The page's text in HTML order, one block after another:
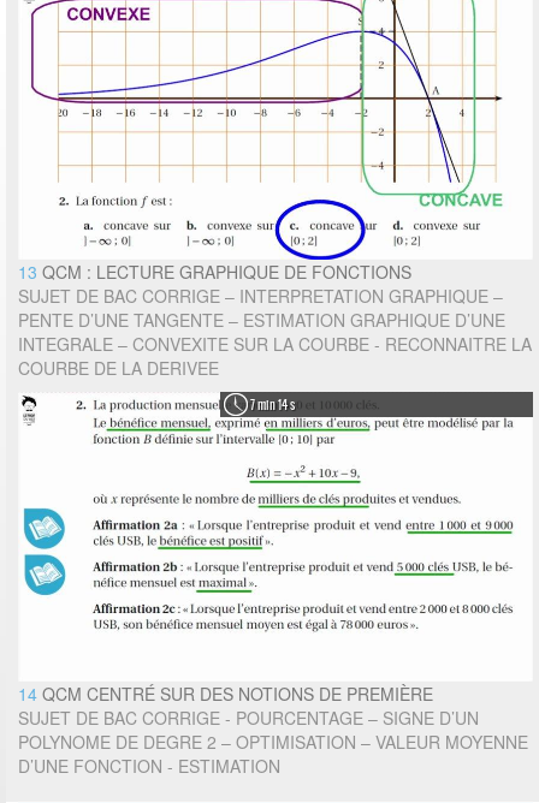
13 QCM : LECTURE GRAPHIQUE DE FONCTIONS
SUJET DE BAC CORRIGE – INTERPRETATION GRAPHIQUE –
PENTE D’UNE TANGENTE – ESTIMATION GRAPHIQUE D’UNE
INTEGRALE – CONVEXITE SUR LA COURBE - RECONNAITRE LA
COURBE DE LA DERIVEE
7 min 14 s
14 QCM CENTRÉ SUR DES NOTIONS DE PREMIÈRE
SUJET DE BAC CORRIGE - POURCENTAGE – SIGNE D’UN
POLYNOME DE DEGRE 2 – OPTIMISATION – VALEUR MOYENNE
D’UNE FONCTION - ESTIMATION